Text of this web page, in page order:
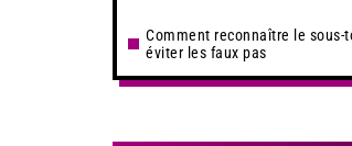
Comment reconnaître le sous-
éviter les faux pas